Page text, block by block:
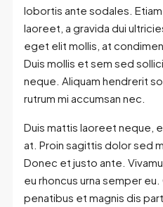
lobortis ante sodales.
laoreet, a gravida dui
eget elit mollis, at
Duis mollis et sem sed
neque. Aliquam hendrerit
rutrum mi accumsan nec.
Duis mattis laoreet neque,
at. Proin sagittis dolor sed
Donec et justo ante.
eu rhoncus urna semper
penatibus et magnis dis